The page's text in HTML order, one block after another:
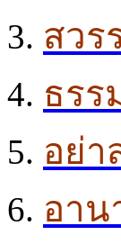
สวร
ธรร
อย่า
อา